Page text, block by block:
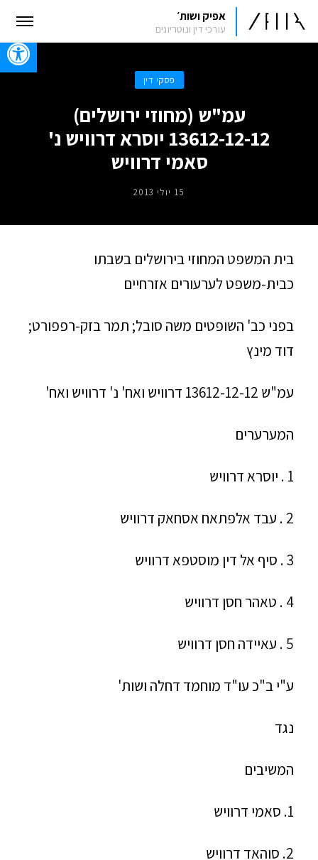
אפיק ושות׳
עורכי דין ונוטריונים
פסקי דין
עמ"ש (מחוזי ירושלים)
13612-12-12 יוסרא דרוויש נ'
סאמי דרוויש
15 יולי 2013
בית המשפט המחוזי בירושלים בשבתו
כבית-משפט לערעורים אזרחיים
בפני כב' השופטים משה סובל; תמר בזק-רפפורט;
דוד מינץ
עמ"ש 13612-12-12 דרוויש ואח' נ' דרוויש ואח'
המערערים
1 . יוסרא דרוויש
2 . עבד אלפתאח אסחאק דרוויש
3 . סיף אל דין מוסטפא דרוויש
4 . טאהר חסן דרוויש
5 . עאיידה חסן דרוויש
ע"י ב"כ עו"ד מוחמד דחלה ושות'
נגד
המשיבים
1. סאמי דרוויש
2. סוהאד דרוויש